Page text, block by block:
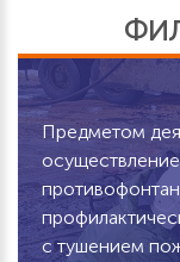
Предметом
с тушением